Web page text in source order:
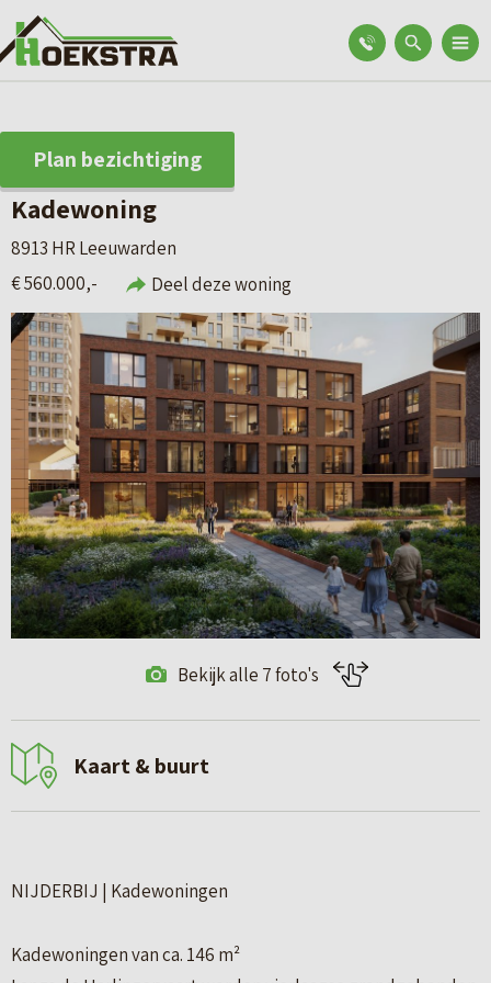
Plan bezichtiging
Kadewoning
8913 HR Leeuwarden
€ 560.000,-
Deel deze woning
Bekijk alle 7 foto's
Kaart & buurt
NIJDERBIJ | Kadewoningen
Kadewoningen van ca. 146 m²